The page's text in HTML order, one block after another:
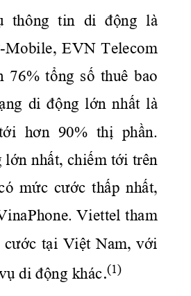
  thông  tin  di
động
  là
Mobile,  EVN  Telecom
  76%
tổng số
  thuê  bao
  di
động lớn nhất
  là
hơn
  90%
thị phần.
lớn nhất, chiếm tới trên
mức cước thấp nhất,
Viettel tham
cước tại Việt Nam, với
di động khác.(1)